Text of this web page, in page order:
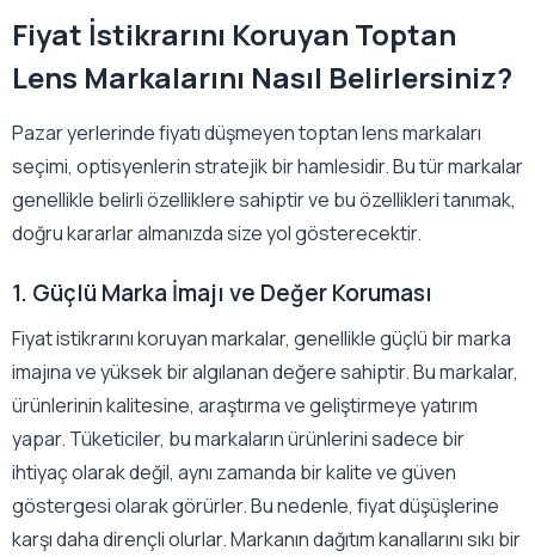
Fiyat İstikrarını Koruyan Toptan
Lens Markalarını Nasıl Belirlersiniz?
Pazar yerlerinde fiyatı düşmeyen toptan lens markaları
seçimi, optisyenlerin stratejik bir hamlesidir. Bu tür markalar
genellikle belirli özelliklere sahiptir ve bu özellikleri tanımak,
doğru kararlar almanızda size yol gösterecektir.
1. Güçlü Marka İmajı ve Değer Koruması
Fiyat istikrarını koruyan markalar, genellikle güçlü bir marka
imajına ve yüksek bir algılanan değere sahiptir. Bu markalar,
ürünlerinin kalitesine, araştırma ve geliştirmeye yatırım
yapar. Tüketiciler, bu markaların ürünlerini sadece bir
ihtiyaç olarak değil, aynı zamanda bir kalite ve güven
göstergesi olarak görürler. Bu nedenle, fiyat düşüşlerine
karşı daha dirençli olurlar. Markanın dağıtım kanallarını sıkı bir